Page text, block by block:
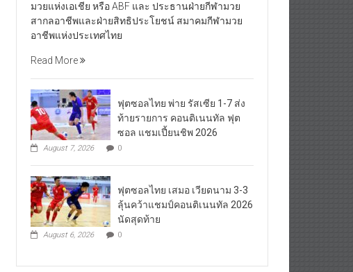
มวยแห่งเอเชีย หรือ ABF และ ประธานฝ่ายกีฬามวย
สากลอาชีพและฝ่ายสิทธิประโยชน์ สมาคมกีฬามวย
อาชีพแห่งประเทศไทย
Read More
ฟุตซอลไทย พ่าย รัสเซีย 1-7 ส่ง
ท้ายรายการ คอนติเนนทัล ฟุต
ซอล แชมเปี้ยนชิพ 2026
August 7, 2026 0
ฟุตซอลไทย เสมอ เวียดนาม 3-3
ลุ้นคว้าแชมป์คอนติเนนทัล 2026
นัดสุดท้าย
August 6, 2026 0